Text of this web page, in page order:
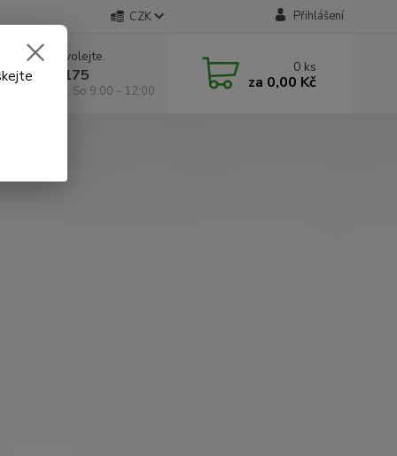
CZK Přihlášení
rady? Zavolejte.
295 175
9:00 -18:00, So 9:00 - 12:00
0 ks
za 0,00 Kč